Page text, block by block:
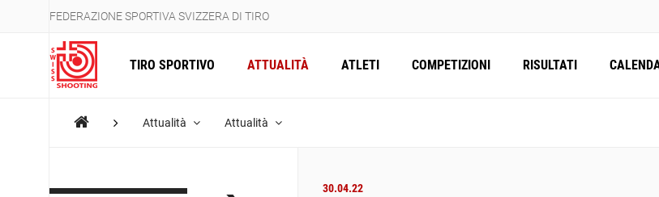
FEDERAZIONE SPORTIVA SVIZZERA DI TIRO
TIRO SPORTIVO ATTUALITÀ ATLETI COMPETIZIONI RISULTATI
Attualità Attualità
30.04.22